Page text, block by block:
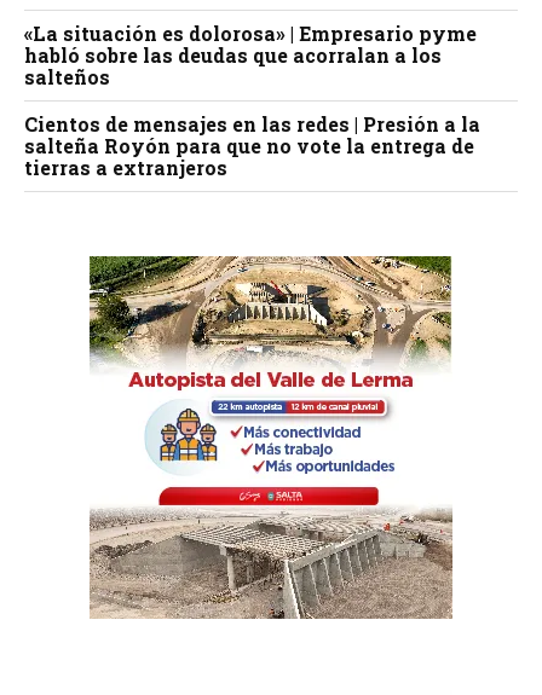
«La situación es dolorosa» | Empresario pyme
habló sobre las deudas que acorralan a los
salteños
Cientos de mensajes en las redes | Presión a la
salteña Royón para que no vote la entrega de
tierras a extranjeros